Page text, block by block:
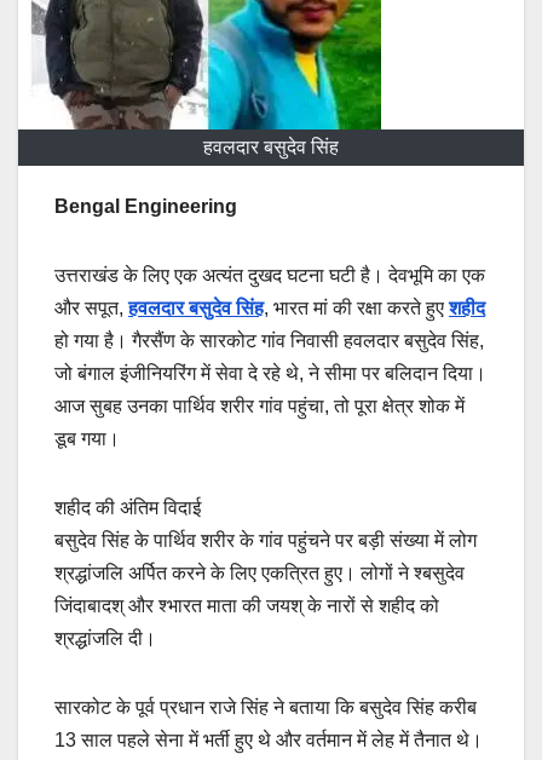
हवलदार बसुदेव सिंह
Bengal Engineering
उत्तराखंड के लिए एक अत्यंत दुखद घटना घटी है। देवभूमि का एक
और सपूत,हवलदार बसुदेव सिंह, भारत मां की रक्षा करते हुएशहीद
हो गया है। गैरसैंण के सारकोट गांव निवासी हवलदार बसुदेव सिंह,
जो बंगाल इंजीनियरिंग में सेवा दे रहे थे, ने सीमा पर बलिदान दिया।
आज सुबह उनका पार्थिव शरीर गांव पहुंचा, तो पूरा क्षेत्र शोक में
डूब गया।
शहीद की अंतिम विदाई
बसुदेव सिंह के पार्थिव शरीर के गांव पहुंचने पर बड़ी संख्या में लोग
श्रद्धांजलि अर्पित करने के लिए एकत्रित हुए। लोगों ने श्बसुदेव
जिंदाबादश् और श्भारत माता की जयश् के नारों से शहीद को
श्रद्धांजलि दी।
सारकोट के पूर्व प्रधान राजे सिंह ने बताया कि बसुदेव सिंह करीब
13 साल पहले सेना में भर्ती हुए थे और वर्तमान में लेह में तैनात थे।